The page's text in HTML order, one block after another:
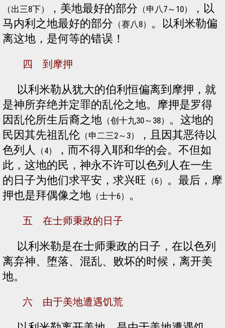
（出三8下） ，美地最好的部分 （申八7～10）
，以
马内利之地最好的部分 （赛八8） 。以利米勒偏
离这地，是何等的错误！
四 到摩押
以利米勒从犹大的伯利恒偏离到摩押，就
是神所弃绝并定罪的乱伦之地。摩押是罗得
因乱伦所生后裔之地 （创十九30～38） 。这地的
民因其先祖乱伦 （申二三2～3）
，且因其恶待以
色列人
（4）
，而不得入耶和华的会。不但如
此，这地的民，神永不许可以色列人在一生
的日子为他们求平安，求兴旺 （6） 。最后，摩
押也是拜偶像之地 （士十6） 。
五 在士师秉政的日子
以利米勒是在士师秉政的日子，在以色列
离弃神、堕落、混乱、败坏的时候，离开美
地。
六 由于美地遭遇饥荒